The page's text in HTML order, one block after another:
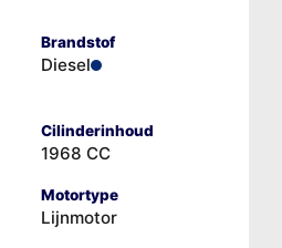
Brandstof
Diesel
Cilinderinhoud
1968 CC
Motortype
Lijnmotor